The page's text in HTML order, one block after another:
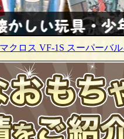
クロス VF-1S スーパーバル